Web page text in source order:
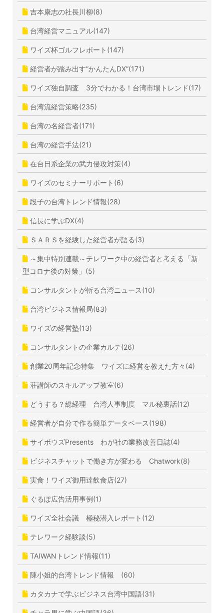
吉本康志の社長川柳(8)
台湾経営マニュアル(147)
ワイズ杯ゴルフレポート(147)
経営者が踏み出す”かんたんDX”(171)
ワイズ独自調査 3分でわかる！台湾市場トレンド(17)
台湾流経営策略(235)
台湾の名経営者(171)
台湾の経営手法(21)
在台日系企業の武力侵攻対策(4)
ワイズのセミナーリポート(6)
段子の台湾トレンド情報(28)
信長に学ぶDX(4)
ＳＡＲＳを経験した経営者が語る(3)
～集中特別連載～テレワーク中の経営者と考える「新
型コロナ後の対策」(5)
コンサルタントが斬る台湾ニュース(10)
台湾ビジネス情報局(83)
ワイズの経営塾(13)
コンサルタントの企業カルテ(26)
創業20周年記念特集 ワイズに経営を教えた方々(4)
荘講師のスキルアップ教室(6)
どうする？総経理 台湾人事制度 マル秘裏話(12)
経営者が自分で作る簡単データベース(198)
サイボウズPresents わが社の業務改善日誌(4)
ビジネスチャットで働き方が変わる Chatwork(8)
実食！ワイズ御用達飲食店(27)
ぐるぽ広告活用事例(1)
ワイズ全社会議 極秘潜入レポート(12)
テレワーク経験談(5)
TAIWANトレンド情報(11)
陳小姐的台湾トレンド情報 (60)
カタカナで学ぶビジネス台湾中国語(31)